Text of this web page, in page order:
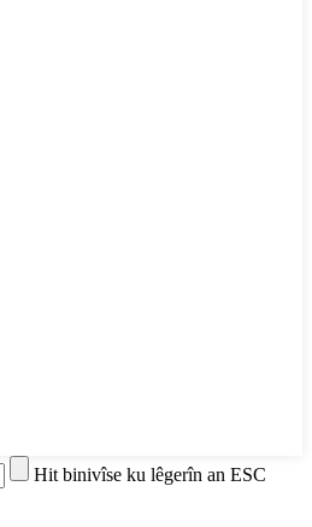
Hit binivîse ku lêgerîn an ESC